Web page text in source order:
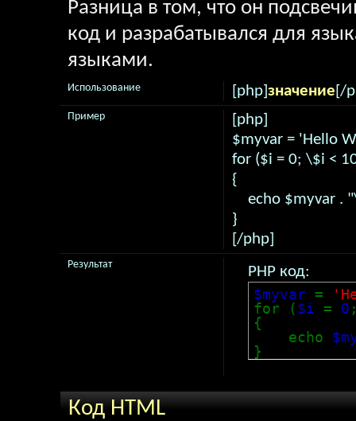
Разница в том, что он
код и разрабатывался для
языками.
[php]значение[/
Использование
[php]
$myvar = 'Hello
for ($i = 0; \$i <
{
echo $myvar .
}
[/php]
Пример
PHP код:
$myvar =
for ($i = 0
{
echo
}
Результат
Код HTML